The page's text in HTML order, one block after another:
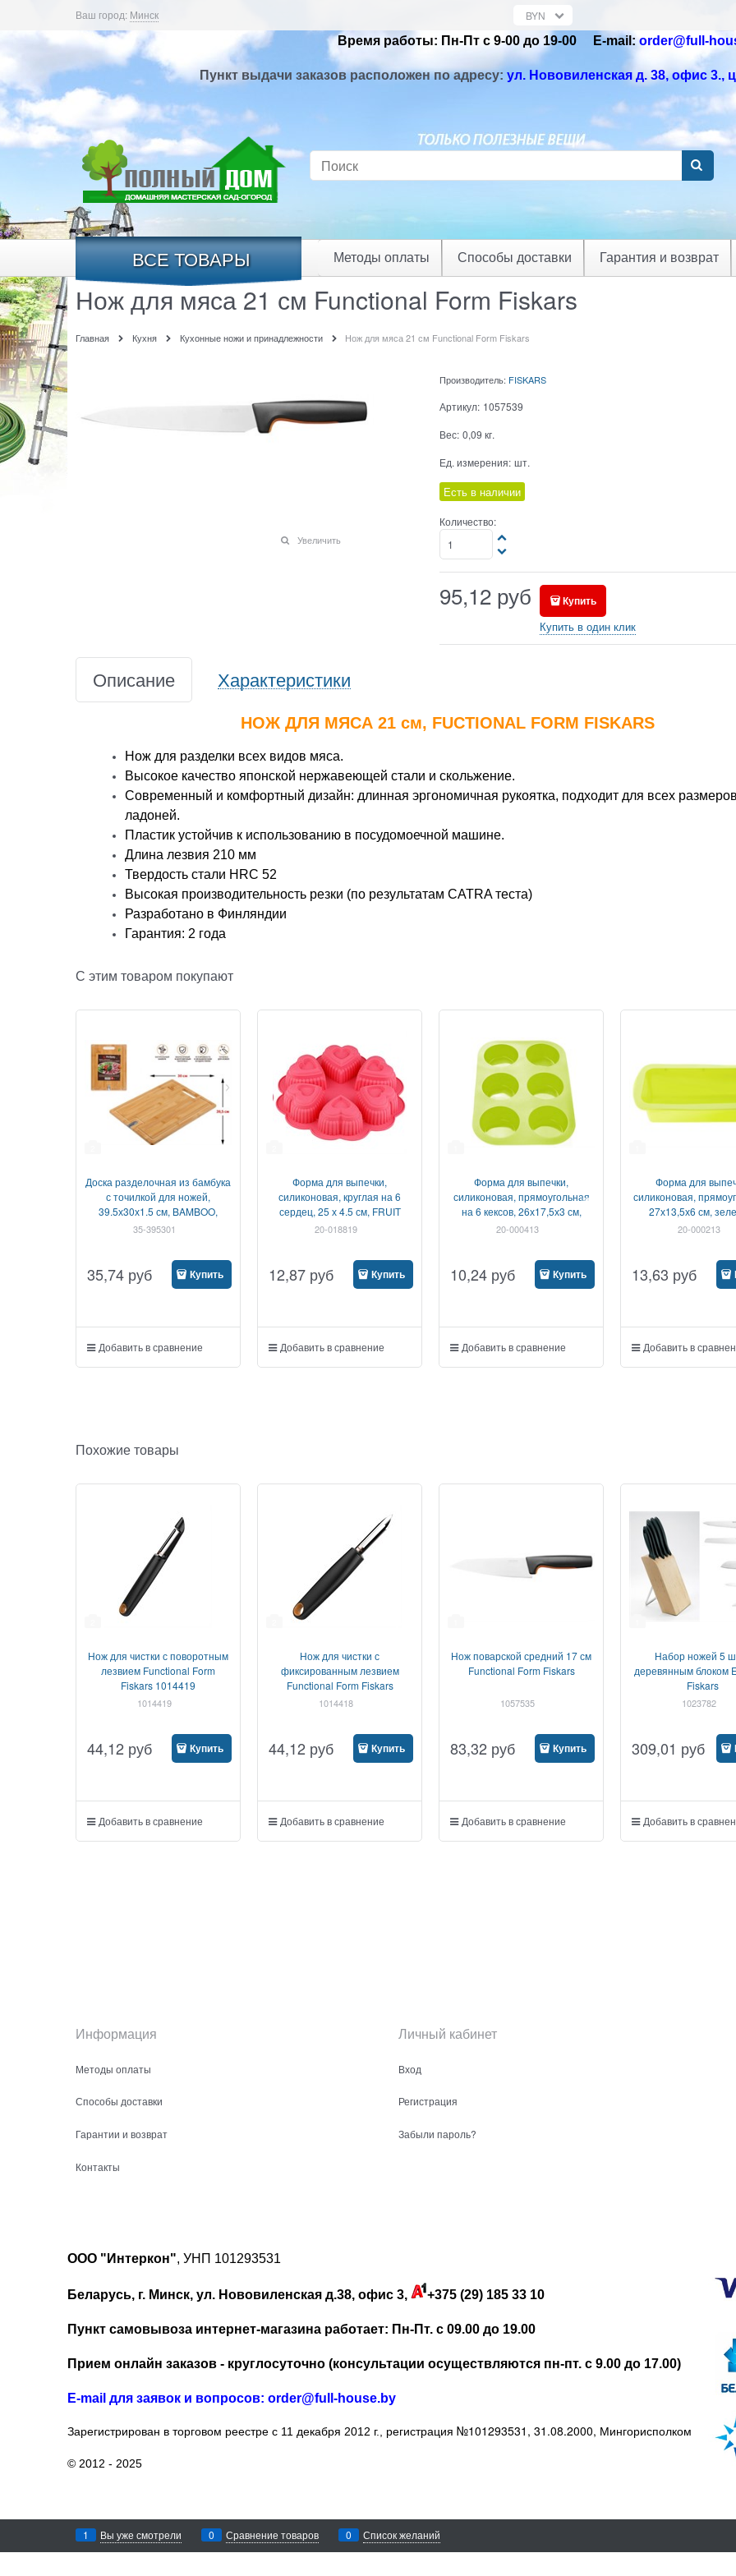
Ваш город: Минск
Время работы: Пн-Пт с 9-00 до 19-00 Е-mail:order@full-
Пункт выдачи заказов расположен по адресу: ул. Нововиленская д. 38, офис 3.,
ВСЕ ТОВАРЫ Методы оплаты Способы доставки Гарантия и возврат
Нож для мяса 21 см Functional Form Fiskars
Главная Кухня Кухонные ножи и принадлежности Нож для мяса 21 см Functional Form Fiskars
Увеличить
Производитель: FISKARS
Артикул: 1057539
Вес: 0,09 кг.
Ед. измерения: шт.
Есть в наличии
Количество:
95,12 руб Купить
Купить в один клик
Описание Характеристики
НОЖ ДЛЯ МЯСА 21 см, FUCTIONAL FORM FISKARS
Нож для разделки всех видов мяса.
Высокое качество японской нержавеющей стали и скольжение.
Современный и комфортный дизайн: длинная эргономичная рукоятка, подходит для всех размеров
ладоней.
Пластик устойчив к использованию в посудомоечной машине.
Длина лезвия 210 мм
Твердость стали HRC 52
Высокая производительность резки (по результатам CATRA теста)
Разработано в Финляндии
Гарантия: 2 года
С этим товаром покупают
Доска разделочная из бамбука
с точилкой для ножей,
39.5х30х1.5 см, BAMBOO,
PERFECTO LINEA
35-395301
35,74 руб Купить
Добавить в сравнение
Форма для выпечки,
силиконовая, круглая на 6
сердец, 25 х 4.5 см, FRUIT
DOVE, PERFECTO LINEA
20-018819
12,87 руб Купить
Добавить в сравнение
Форма для выпечки,
силиконовая, прямоугольная
на 6 кексов, 26х17,5х3 см,
зеленая, PERFECTO LINEA
20-000413
10,24 руб Купить
Добавить в сравнение
Форма для
силиконовая,
27х13,5х6 см,
PERFECTO
20-000213
13,63 руб
Добавить в
Похожие товары
Нож для чистки с поворотным
лезвием Functional Form
Fiskars 1014419
1014419
44,12 руб Купить
Добавить в сравнение
Нож для чистки с
фиксированным лезвием
Functional Form Fiskars
1014418
1014418
44,12 руб Купить
Добавить в сравнение
Нож поварской средний 17 см
Functional Form Fiskars
1057535
83,32 руб Купить
Добавить в сравнение
Набор ножей 5
деревянным блоком
Fiskars
1023782
309,01 руб
Добавить в
Информация
Методы оплаты
Способы доставки
Гарантии и возврат
Контакты
Личный кабинет
Вход
Регистрация
Забыли пароль?
ООО "Интеркон", УНП 101293531
Беларусь, г. Минск, ул. Нововиленская д.38, офис 3, +375 (29) 185 33 10
Пункт самовывоза интернет-магазина работает: Пн-Пт. с 09.00 до 19.00
Прием онлайн заказов - круглосуточно (консультации осуществляются пн-пт. с 9.00 до 17.00)
Е-mail для заявок и вопросов: order@full-house.by
Зарегистрирован в торговом реестре с 11 декабря 2012 г., регистрация №101293531, 31.08.2000, Мингорисполком
© 2012 - 2025
1 Вы уже смотрели 0 Сравнение товаров 0 Список желаний